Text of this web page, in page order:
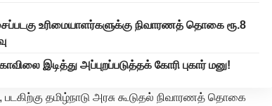
உரிமையாளர்களுக்கு நிவாரணத் தொகை ரூ.8
இடித்து அப்புறப்படுத்தக் கோரி புகார் மனு!
தமிழ்நாடு அரசு கூடுதல் நிவாரணத் தொகை